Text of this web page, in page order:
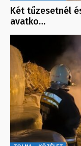
Két tűzesetnél
avatko…